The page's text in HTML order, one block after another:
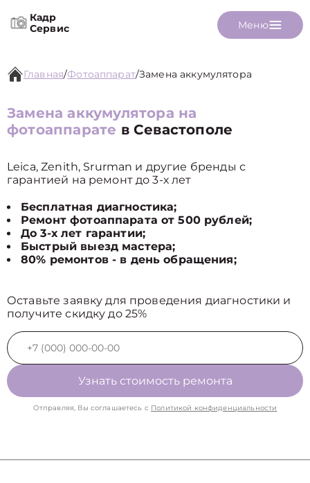
Кадр
Сервис
Меню
Главная/Фотоаппарат/Замена аккумулятора
Замена аккумулятора на
фотоаппарате в Севастополе
Leica, Zenith, Srurman и другие бренды с
гарантией на ремонт до 3-х лет
Бесплатная диагностика;
Ремонт фотоаппарата от 500 рублей;
До 3-х лет гарантии;
Быстрый выезд мастера;
80% ремонтов - в день обращения;
Оставьте заявку для проведения диагностики и
получите скидку до 25%
Узнать стоимость ремонта
Отправляя, Вы соглашаетесь с Политикой конфиденциальности